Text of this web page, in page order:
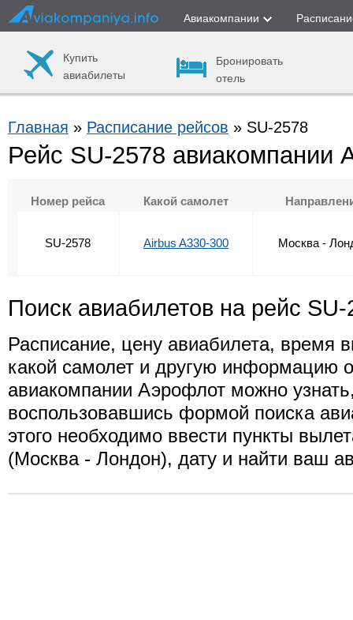
Авиакомпании
Купить
авиабилеты
Бронировать
отель
Главная » Расписание рейсов » SU-2578
Рейс SU-2578 авиакомпании
Номер рейса Какой самолет
SU-2578 Airbus A330-300 Москва -
Поиск авиабилетов на рейс SU-
Расписание, цену авиабилета, время
какой самолет и другую информацию
авиакомпании Аэрофлот можно
воспользовавшись формой поиска
этого необходимо ввести пункты
(Москва - Лондон), дату и найти ваш